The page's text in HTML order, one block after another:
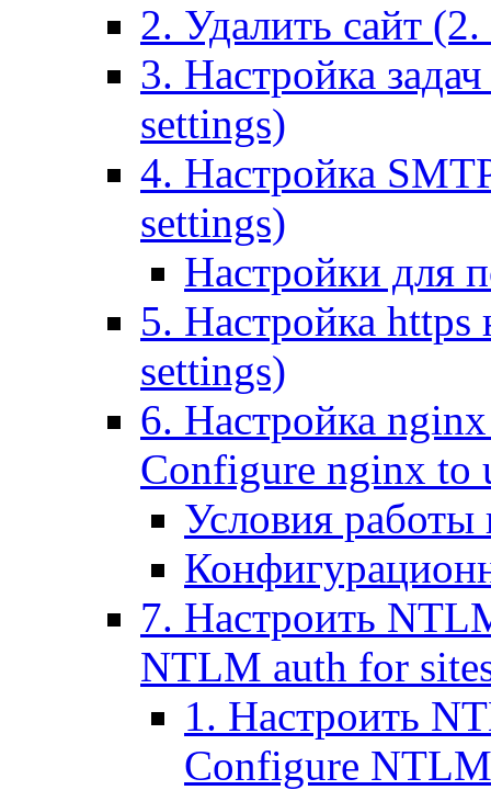
2. Удалить сайт
3. Настройка
settings)
4. Настройка
settings)
Настройки для
5. Настройка https
settings)
6. Настройка
Configure nginx to
Условия работы
7. Настроить
NTLM auth for
1. Настроить
Configure